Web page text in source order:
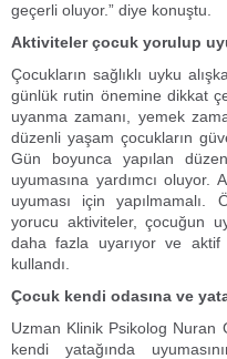
geçerli oluyor.” diye konuştu.
Aktiviteler çocuk yorulup
Çocukların sağlıklı uyku
günlük rutin önemine dikkat
uyanma zamanı, yemek
düzenli yaşam çocukların
Gün boyunca yapılan
uyumasına yardımcı
uyuması için yapılmamalı.
yorucu aktiviteler, çocuğun
daha fazla uyarıyor ve aktif
kullandı.
Çocuk kendi odasına ve
Uzman Klinik Psikolog Nuran
kendi yatağında